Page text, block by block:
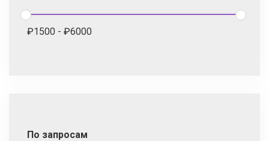
₽1500 - ₽6000
По запросам